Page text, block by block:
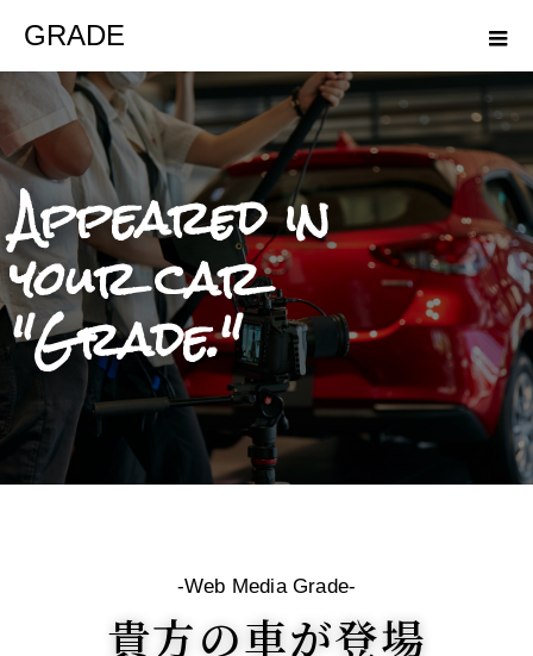
GRADE
Appeared in
your car
"Grade."
-Web Media Grade-
貴方の車が登場